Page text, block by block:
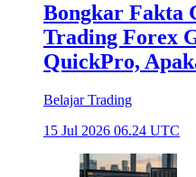
Bongkar Fakta
Trading Forex
QuickPro,
Belajar Trading
15 Jul 2026 06.24 UTC